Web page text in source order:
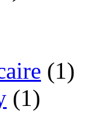
(1)
(1)